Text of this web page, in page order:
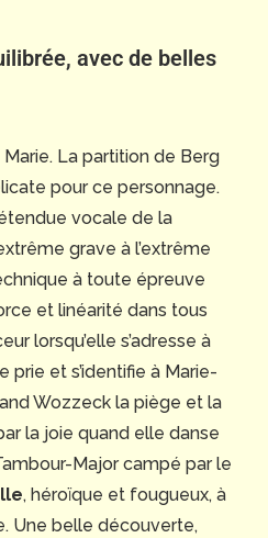
avec de belles
Marie. La partition de Berg
pour ce personnage.
vocale de la
grave à l’extrême
à toute épreuve
et linéarité dans tous
lorsqu’elle s’adresse à
prie et s’identifie à Marie-
Wozzeck la piège et la
la joie quand elle danse
Major campé par le
, héroïque et fougueux, à
Une belle découverte,